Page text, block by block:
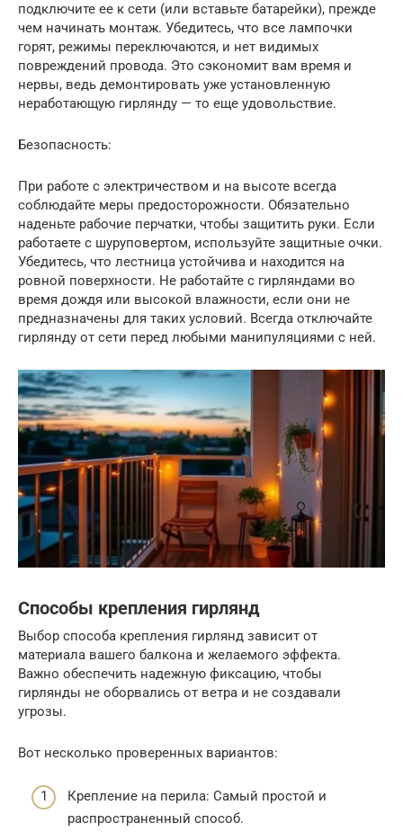
подключите ее к сети (или вставьте батарейки), прежде
чем начинать монтаж. Убедитесь, что все лампочки
горят, режимы переключаются, и нет видимых
повреждений провода. Это сэкономит вам время и
нервы, ведь демонтировать уже установленную
неработающую гирлянду — то еще удовольствие.
Безопасность:
При работе с электричеством и на высоте всегда
соблюдайте меры предосторожности. Обязательно
наденьте рабочие перчатки, чтобы защитить руки. Если
работаете с шуруповертом, используйте защитные очки.
Убедитесь, что лестница устойчива и находится на
ровной поверхности. Не работайте с гирляндами во
время дождя или высокой влажности, если они не
предназначены для таких условий. Всегда отключайте
гирлянду от сети перед любыми манипуляциями с ней.
Способы крепления гирлянд
Выбор способа крепления гирлянд зависит от
материала вашего балкона и желаемого эффекта.
Важно обеспечить надежную фиксацию, чтобы
гирлянды не оборвались от ветра и не создавали
угрозы.
Вот несколько проверенных вариантов:
Крепление на перила: Самый простой и
распространенный способ.